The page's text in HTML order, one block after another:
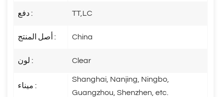
دفع : TT,LC
أصل المنتج : China
لون : Clear
ميناء :
Shanghai, Nanjing, Ningbo,
Guangzhou, Shenzhen, etc.